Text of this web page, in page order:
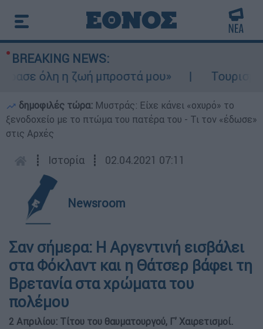
BREAKING NEWS:
όλη η ζωή μπροστά μου»
Τουρισμός
δημοφιλές τώρα: Μυστράς: Είχε κάνει «οχυρό» το
ξενοδοχείο με το πτώμα του πατέρα του - Τι τον «έδωσε»
στις Αρχές
┋ Ιστορία ┋ 02.04.2021 07:11
Newsroom
Σαν σήμερα: Η Αργεντινή εισβάλει
στα Φόκλαντ και η Θάτσερ βάφει τη
Βρετανία στα χρώματα του
πολέμου
2 Απριλίου: Τίτου του θαυματουργού, Γ’ Χαιρετισμοί.